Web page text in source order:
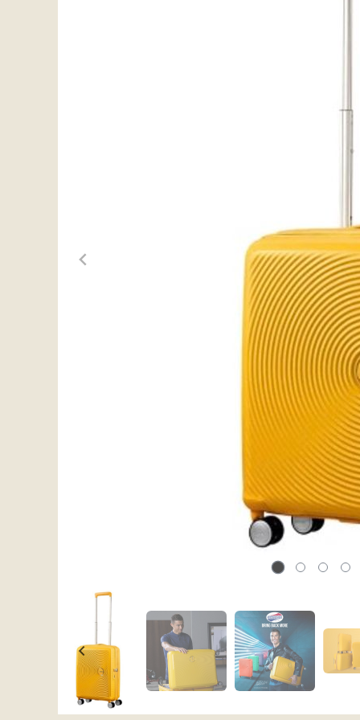
Samsonite Ecodiver
Teknologi-mappe
849,-